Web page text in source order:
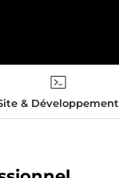
& Développement